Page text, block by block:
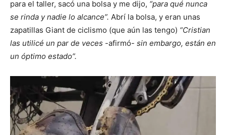
para el taller, sacó una bolsa y me dijo, “para qué nunca
se rinda y nadie lo alcance”. Abrí la bolsa, y eran unas
zapatillas Giant de ciclismo (que aún las tengo) “Cristian
las utilicé un par de veces -afirmó- sin embargo, están en
un óptimo estado”.